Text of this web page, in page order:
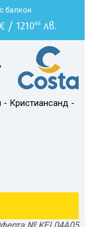
- Кристиансанд -
с балкон
/ 121066лв.